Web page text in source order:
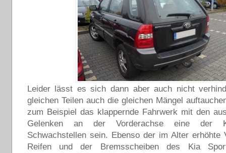
Leider lässt es sich dann aber auch nicht
gleichen Teilen auch die gleichen Mängel
zum Beispiel das klappernde Fahrwerk mit den
Gelenken an der Vorderachse eine der
Schwachstellen sein. Ebenso der im Alter erhöhte
Reifen und der Bremsscheiben des Kia